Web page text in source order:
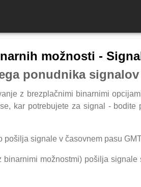
možnosti -
ponudnika
z brezplačnimi binarnimi
kar potrebujete za signal -
pošilja signale v časovnem pasu
binarnimi možnostmi) pošilja